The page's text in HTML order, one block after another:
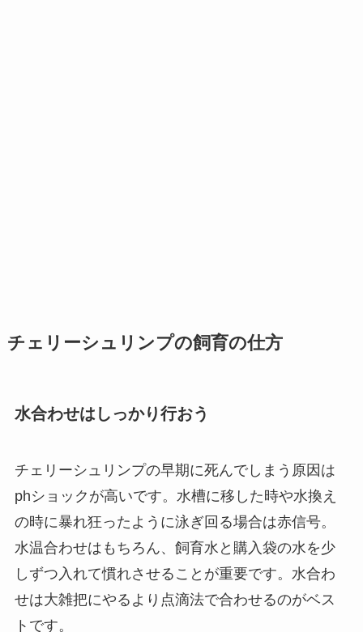
チェリーシュリンプの飼育の仕方
水合わせはしっかり行おう
チェリーシュリンプの早期に死んでしまう原因は
phショックが高いです。水槽に移した時や水換え
の時に暴れ狂ったように泳ぎ回る場合は赤信号。
水温合わせはもちろん、飼育水と購入袋の水を少
しずつ入れて慣れさせることが重要です。水合わ
せは大雑把にやるより点滴法で合わせるのがベス
トです。